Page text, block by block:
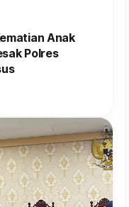
Anak
Polres